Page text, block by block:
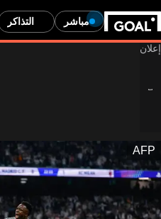
مباشر التذاكر
AFP